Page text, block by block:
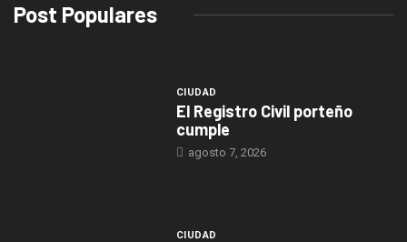
Post Populares
CIUDAD
El Registro Civil porteño
cumple
agosto 7, 2026
CIUDAD